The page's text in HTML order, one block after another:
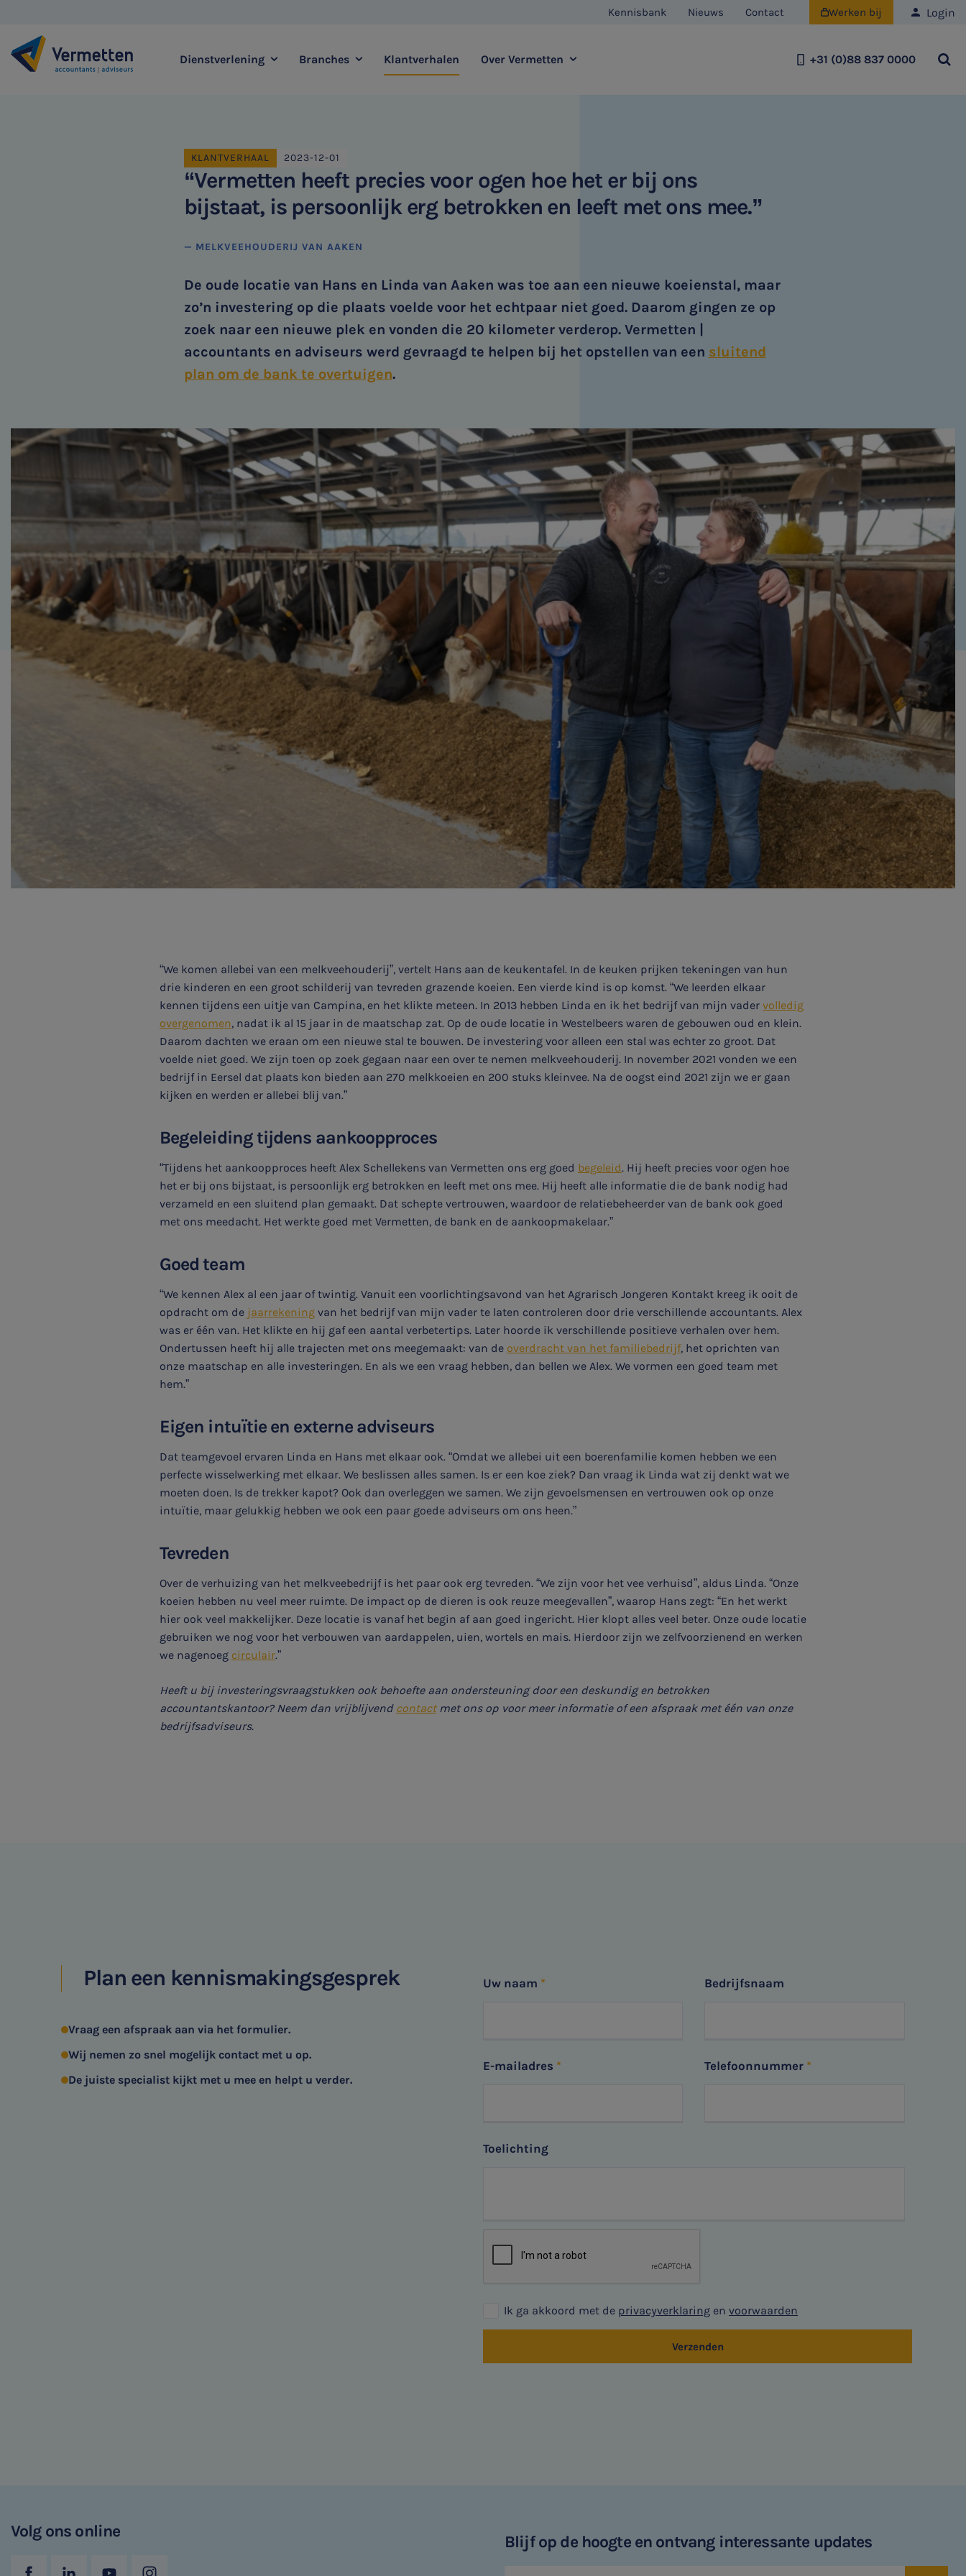
Kennisbank Nieuws Contact Werken bij Login
|
Dienstverlening
Meest gezochte thema's
Accountancy & Bedrijfsadvies
Belastingadvies
Internationaal ondernemen
Corporate Finance
Ondernemer & Privé
Family business
Bekijk alle diensten
Branches
Agro
E-commerce
Retail
Transport
Horeca
Klantverhalen Over Vermetten
Vermetten Foundation
+31 (0)88 837 0000 
Typ hieronder uw zoekterm
Meest gezochte onderwerpen
KLANTVERHAAL 2023-12-01
“Vermetten heeft precies voor ogen hoe het er bij ons
bijstaat, is persoonlijk erg betrokken en leeft met ons mee.”
— MELKVEEHOUDERIJ VAN AAKEN
De oude locatie van Hans en Linda van Aaken was toe aan een nieuwe koeienstal, maar
zo’n investering op die plaats voelde voor het echtpaar niet goed. Daarom gingen ze op
zoek naar een nieuwe plek en vonden die 20 kilometer verderop. Vermetten |
accountants en adviseurs werd gevraagd te helpen bij het opstellen van een sluitend
plan om de bank te overtuigen.
“We komen allebei van een melkveehouderij”, vertelt Hans aan de keukentafel. In de keuken prijken tekeningen van hun
drie kinderen en een groot schilderij van tevreden grazende koeien. Een vierde kind is op komst. “We leerden elkaar
kennen tijdens een uitje van Campina, en het klikte meteen. In 2013 hebben Linda en ik het bedrijf van mijn vader volledig
overgenomen, nadat ik al 15 jaar in de maatschap zat. Op de oude locatie in Westelbeers waren de gebouwen oud en klein.
Daarom dachten we eraan om een nieuwe stal te bouwen. De investering voor alleen een stal was echter zo groot. Dat
voelde niet goed. We zijn toen op zoek gegaan naar een over te nemen melkveehouderij. In november 2021 vonden we een
bedrijf in Eersel dat plaats kon bieden aan 270 melkkoeien en 200 stuks kleinvee. Na de oogst eind 2021 zijn we er gaan
kijken en werden er allebei blij van.”
Begeleiding tijdens aankoopproces
“Tijdens het aankoopproces heeft Alex Schellekens van Vermetten ons erg goed begeleid. Hij heeft precies voor ogen hoe
het er bij ons bijstaat, is persoonlijk erg betrokken en leeft met ons mee. Hij heeft alle informatie die de bank nodig had
verzameld en een sluitend plan gemaakt. Dat schepte vertrouwen, waardoor de relatiebeheerder van de bank ook goed
met ons meedacht. Het werkte goed met Vermetten, de bank en de aankoopmakelaar.”
Goed team
“We kennen Alex al een jaar of twintig. Vanuit een voorlichtingsavond van het Agrarisch Jongeren Kontakt kreeg ik ooit de
opdracht om de jaarrekening van het bedrijf van mijn vader te laten controleren door drie verschillende accountants. Alex
was er één van. Het klikte en hij gaf een aantal verbetertips. Later hoorde ik verschillende positieve verhalen over hem.
Ondertussen heeft hij alle trajecten met ons meegemaakt: van de overdracht van het familiebedrijf, het oprichten van
onze maatschap en alle investeringen. En als we een vraag hebben, dan bellen we Alex. We vormen een goed team met
hem.”
Eigen intuïtie en externe adviseurs
Dat teamgevoel ervaren Linda en Hans met elkaar ook. “Omdat we allebei uit een boerenfamilie komen hebben we een
perfecte wisselwerking met elkaar. We beslissen alles samen. Is er een koe ziek? Dan vraag ik Linda wat zij denkt wat we
moeten doen. Is de trekker kapot? Ook dan overleggen we samen. We zijn gevoelsmensen en vertrouwen ook op onze
intuïtie, maar gelukkig hebben we ook een paar goede adviseurs om ons heen.”
Tevreden
Over de verhuizing van het melkveebedrijf is het paar ook erg tevreden. “We zijn voor het vee verhuisd”, aldus Linda. “Onze
koeien hebben nu veel meer ruimte. De impact op de dieren is ook reuze meegevallen”, waarop Hans zegt: “En het werkt
hier ook veel makkelijker. Deze locatie is vanaf het begin af aan goed ingericht. Hier klopt alles veel beter. Onze oude locatie
gebruiken we nog voor het verbouwen van aardappelen, uien, wortels en mais. Hierdoor zijn we zelfvoorzienend en werken
we nagenoeg circulair.”
Heeft u bij investeringsvraagstukken ook behoefte aan ondersteuning door een deskundig en betrokken
accountantskantoor? Neem dan vrijblijvend contactmet ons op voor meer informatie of een afspraak met één van onze
bedrijfsadviseurs.
Plan een kennismakingsgesprek
Vraag een afspraak aan via het formulier.
Wij nemen zo snel mogelijk contact met u op.
De juiste specialist kijkt met u mee en helpt u verder.
Uw naam Bedrijfsnaam
E-mailadres Telefoonnummer
Toelichting
Ik ga akkoord met de privacyverklaring en voorwaarden
Verzenden
Volg ons online
Blijf op de hoogte en ontvang interessante updates